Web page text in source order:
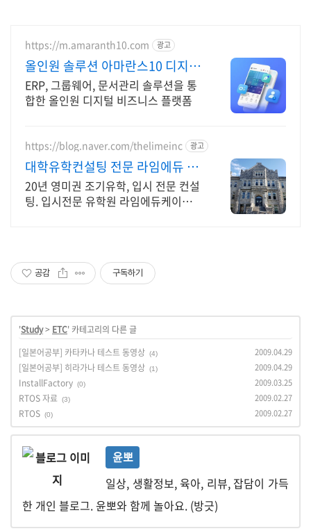
https://m.amaranth10.com 광고
올인원 솔루션 아마란스10 디지털
비즈니스 플랫폼
ERP, 그룹웨어, 문서관리 솔루션을 통
합한 올인원 디지털 비즈니스 플랫폼
https://blog.naver.com/thelimeinc 광고
대학유학컨설팅 전문 라임에듀 경
험은 차이를 만듭니다.
20년 영미권 조기유학, 입시 전문 컨설
팅. 입시전문 유학원 라임에듀케이션
공감 구독하기
'Study> ETC' 카테고리의 다른 글
[일본어공부] 카타카나 테스트 동영상 (4) 2009.04.29
[일본어공부] 히라가나 테스트 동영상 (1) 2009.04.29
InstallFactory (0) 2009.03.25
RTOS 자료 (3) 2009.02.27
RTOS (0) 2009.02.27
윤뽀
일상, 생활정보, 육아, 리뷰, 잡담이 가득
한 개인 블로그. 윤뽀와 함께 놀아요. (방긋)